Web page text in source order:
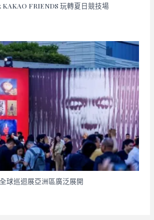
FRIENDS 玩轉夏日競技場
球巡迴展亞洲區廣泛展開